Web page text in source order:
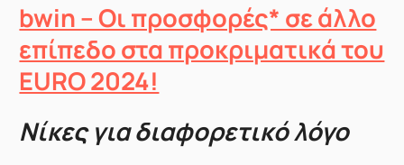
bwin – Οι προσφορές* σε άλλο
επίπεδο στα προκριματικά του
EURO 2024!
Νίκες για διαφορετικό λόγο